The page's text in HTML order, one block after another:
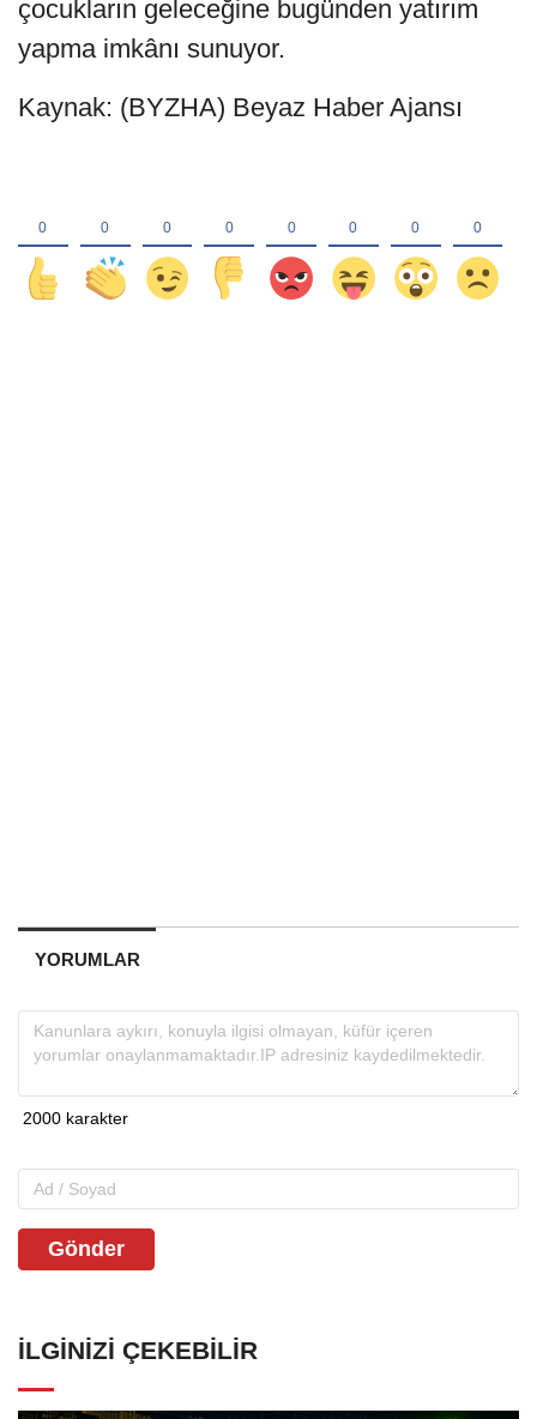
çocukların geleceğine bugünden yatırım
yapma imkânı sunuyor.
Kaynak: (BYZHA) Beyaz Haber Ajansı
YORUMLAR
Gönder
İLGINIZI ÇEKEBILIR